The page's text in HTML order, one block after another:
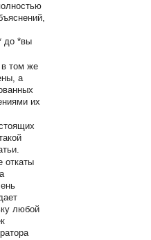
до *вы
в том же
а
их
откаты
любой